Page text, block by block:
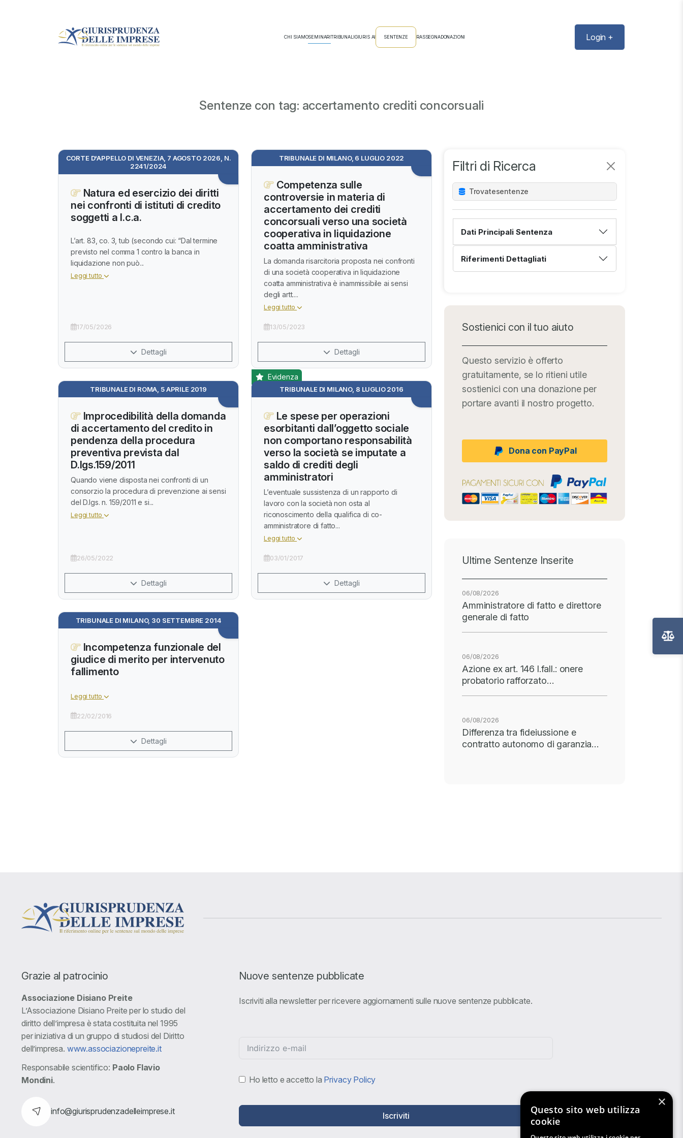
CHI SIAMOSEMINARITRIBUNALIGIURIS AI SENTENZE RASSEGNADONAZIONI Login +
Sentenze con tag: accertamento crediti concorsuali
Filtri di Ricerca
Trovatesentenze
Dati Principali Sentenza
Riferimenti Dettagliati
Sostienici con il tuo aiuto
Questo servizio è offerto
gratuitamente, se lo ritieni utile
sostienici con una donazione per
portare avanti il nostro progetto.
Dona con PayPal
Ultime Sentenze Inserite
06/08/2026
Amministratore di fatto e direttore
generale di fatto
06/08/2026
Azione ex art. 146 l.fall.: onere
probatorio rafforzato…
06/08/2026
Differenza tra fideiussione e
contratto autonomo di garanzia…
CORTE D'APPELLO DI VENEZIA, 7 AGOSTO 2026, N.
2241/2024
Natura ed esercizio dei diritti
nei confronti di istituti di credito
soggetti a l.c.a.
L’art. 83, co. 3, tub (secondo cui: “Dal termine
previsto nel comma 1 contro la banca in
liquidazione non può...
Leggi tutto
17/05/2026
Dettagli
TRIBUNALE DI MILANO, 6 LUGLIO 2022
Competenza sulle
controversie in materia di
accertamento dei crediti
concorsuali verso una società
cooperativa in liquidazione
coatta amministrativa
La domanda risarcitoria proposta nei confronti
di una società cooperativa in liquidazione
coatta amministrativa è inammissibile ai sensi
degli artt....
Leggi tutto
13/05/2023
Dettagli
TRIBUNALE DI ROMA, 5 APRILE 2019
Improcedibilità della domanda
di accertamento del credito in
pendenza della procedura
preventiva prevista dal
D.lgs.159/2011
Quando viene disposta nei confronti di un
consorzio la procedura di prevenzione ai sensi
del D.lgs. n. 159/2011 e si...
Leggi tutto
26/05/2022
Dettagli
TRIBUNALE DI MILANO, 8 LUGLIO 2016
Evidenza
Le spese per operazioni
esorbitanti dall’oggetto sociale
non comportano responsabilità
verso la società se imputate a
saldo di crediti degli
amministratori
L’eventuale sussistenza di un rapporto di
lavoro con la società non osta al
riconoscimento della qualifica di co-
amministratore di fatto...
Leggi tutto
03/01/2017
Dettagli
TRIBUNALE DI MILANO, 30 SETTEMBRE 2014
Incompetenza funzionale del
giudice di merito per intervenuto
fallimento
Leggi tutto
22/02/2016
Dettagli
Grazie al patrocinio
Associazione Disiano Preite
L’Associazione Disiano Preite per lo studio del
diritto dell’impresa è stata costituita nel 1995
per iniziativa di un gruppo di studiosi del Diritto
dell’impresa. www.associazionepreite.it
Responsabile scientifico: Paolo Flavio
Mondini.
info@giurisprudenzadelleimprese.it
Nuove sentenze pubblicate
Iscriviti alla newsletter per ricevere aggiornamenti sulle nuove sentenze pubblicate.
Ho letto e accetto la Privacy Policy
Iscriviti
×
Questo sito web utilizza
cookie